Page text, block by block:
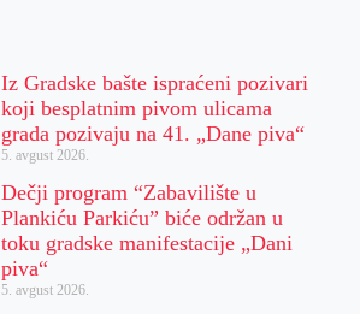
Iz Gradske bašte ispraćeni pozivari
koji besplatnim pivom ulicama
grada pozivaju na 41. „Dane piva“
5. avgust 2026.
Dečji program “Zabavilište u
Plankiću Parkiću” biće održan u
toku gradske manifestacije „Dani
piva“
5. avgust 2026.